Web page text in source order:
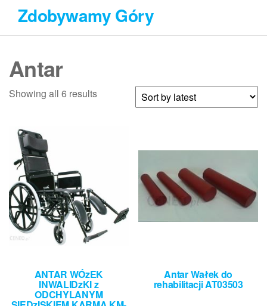
Przejdź
treści
Zdobywamy Góry
Antar
Showing all 6 results
ANTAR WÓzEK
INWALIDzKI z
ODCHYLANYM
Antar Wałek do
rehabilitacji AT03503